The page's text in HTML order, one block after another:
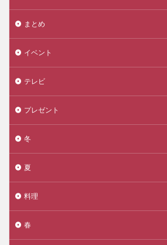
まとめ
イベント
テレビ
プレゼント
冬
夏
料理
春